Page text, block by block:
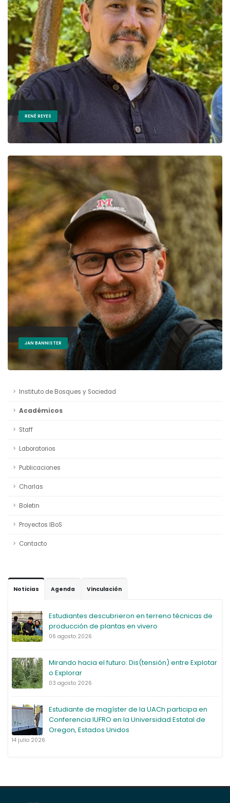
RENÉ REYES
JAN BANNISTER
Instituto de Bosques y Sociedad
Académicos
Staff
Laboratorios
Publicaciones
Charlas
Boletin
Proyectos IBoS
Contacto
Noticias Agenda Vinculación
Estudiantes descubrieron en terreno técnicas de
producción de plantas en vivero
06 agosto 2026
Mirando hacia el futuro: Dis(tensión) entre Explotar
o Explorar
03 agosto 2026
Estudiante de magíster de la UACh participa en
Conferencia IUFRO en la Universidad Estatal de
Oregon, Estados Unidos
14 julio 2026